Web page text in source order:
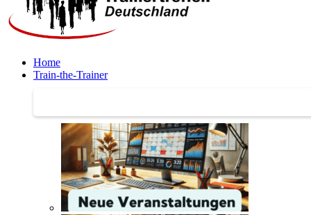
Home
Train-the-Trainer